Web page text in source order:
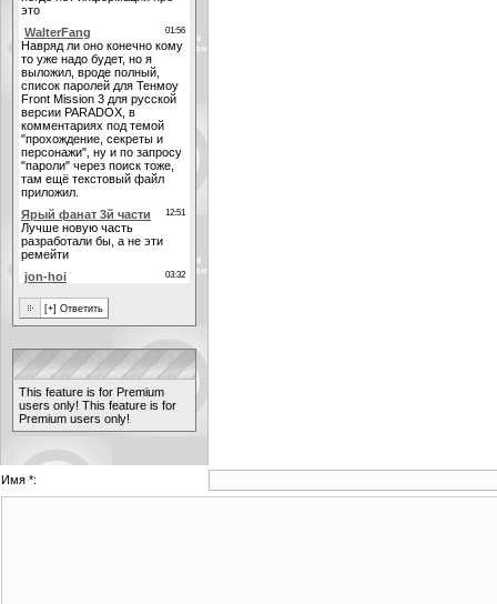
This feature is for Premium
users only! This feature is for
Premium users only!
Имя *: